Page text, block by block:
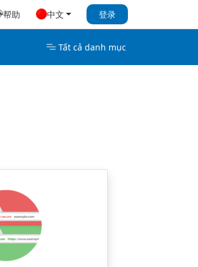
帮助 中文 登录
Tất cả danh mục